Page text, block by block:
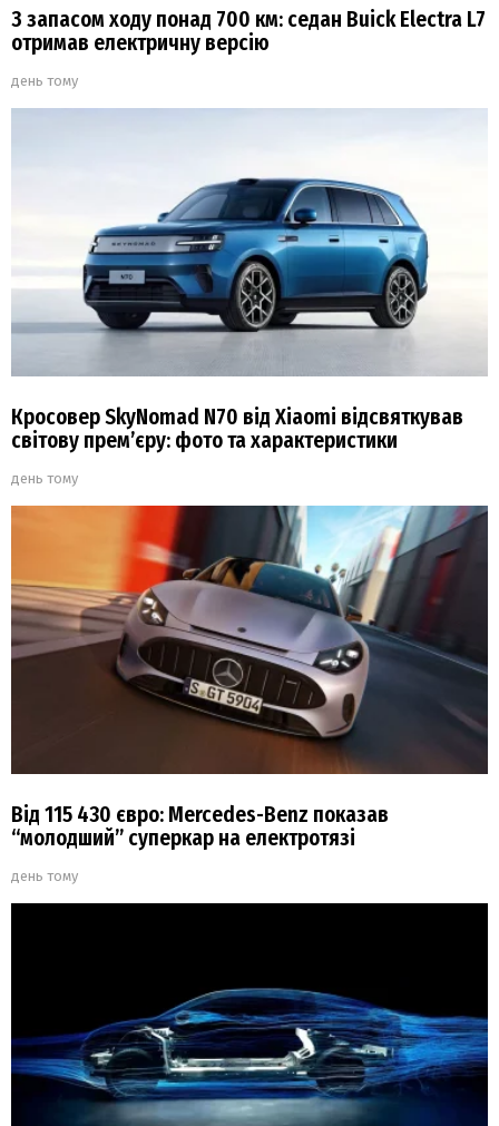
З запасом ходу понад 700 км: седан Buick Electra L7
отримав електричну версію
день тому
Кросовер SkyNomad N70 від Xiaomi відсвяткував
світову прем’єру: фото та характеристики
день тому
Від 115 430 євро: Mercedes-Benz показав
“молодший” суперкар на електротязі
день тому